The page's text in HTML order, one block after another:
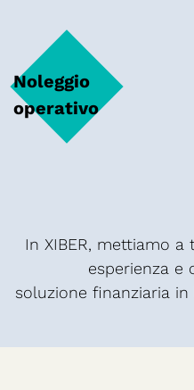
Noleggio
operativo
In XIBER, mettiamo
esperienza e
soluzione finanziaria